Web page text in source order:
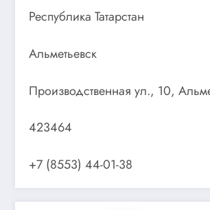
Республика Татарстан
Альметьевск
Производственная ул., 10,
423464
+7 (8553) 44-01-38